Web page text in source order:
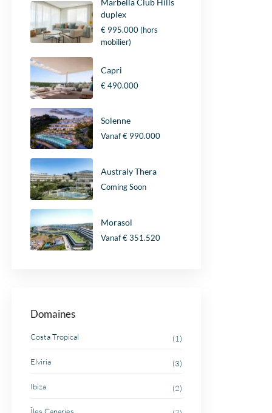
Marbella Club Hills
duplex
€ 995.000(hors
mobilier)
Capri
€ 490.000
Solenne
Vanaf€ 990.000
Australy Thera
Coming Soon
Morasol
Vanaf€ 351.520
Domaines
Costa Tropical (1)
Elviria (3)
Ibiza (2)